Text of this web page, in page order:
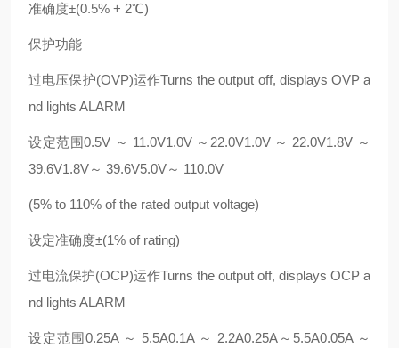
准确度±(0.5% + 2℃)
保护功能
过电压保护(OVP)运作Turns the output off, displays OVP a
nd lights ALARM
设定范围0.5V ～ 11.0V1.0V ～22.0V1.0V ～ 22.0V1.8V ～
39.6V1.8V～ 39.6V5.0V～ 110.0V
(5% to 110% of the rated output voltage)
设定准确度±(1% of rating)
过电流保护(OCP)运作Turns the output off, displays OCP a
nd lights ALARM
设定范围0.25A ～ 5.5A0.1A ～ 2.2A0.25A～5.5A0.05A ～